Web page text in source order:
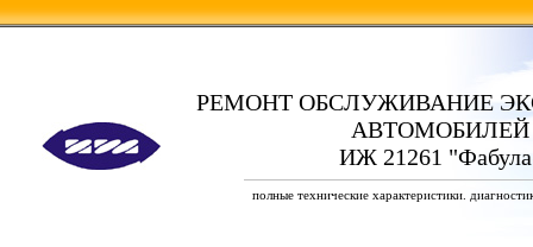
РЕМОНТ ОБСЛУЖИВАНИЕ
АВТОМОБИЛЕЙ
ИЖ 21261
полные технические характеристики.